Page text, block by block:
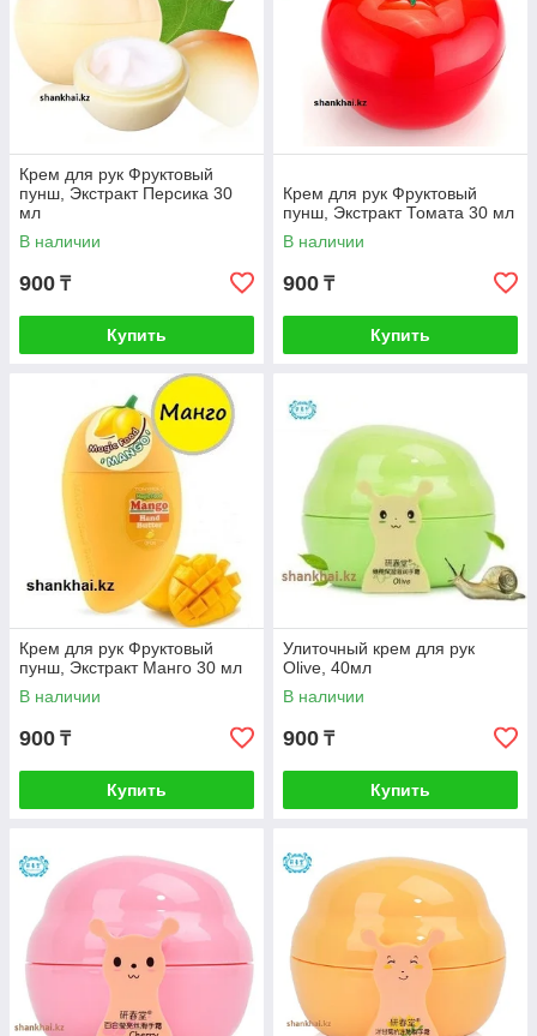
Крем для рук Фруктовый
пунш, Экстракт Персика 30
мл
В наличии
900 ₸
Купить
Крем для рук Фруктовый
пунш, Экстракт Томата 30 мл
В наличии
900 ₸
Купить
Крем для рук Фруктовый
пунш, Экстракт Манго 30 мл
В наличии
900 ₸
Купить
Улиточный крем для рук
Olive, 40мл
В наличии
900 ₸
Купить